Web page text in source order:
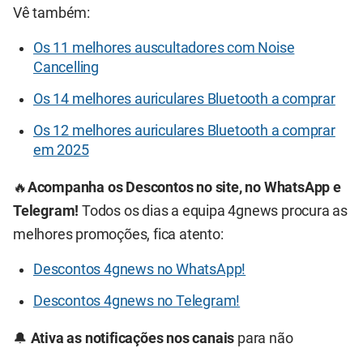
Vê também:
Os 11 melhores auscultadores com Noise
Cancelling
Os 14 melhores auriculares Bluetooth a comprar
Os 12 melhores auriculares Bluetooth a comprar
em 2025
🔥Acompanha os Descontos no site, no WhatsApp e
Telegram! Todos os dias a equipa 4gnews procura as
melhores promoções, fica atento:
Descontos 4gnews no WhatsApp!
Descontos 4gnews no Telegram!
🔔 Ativa as notificações nos canais para não